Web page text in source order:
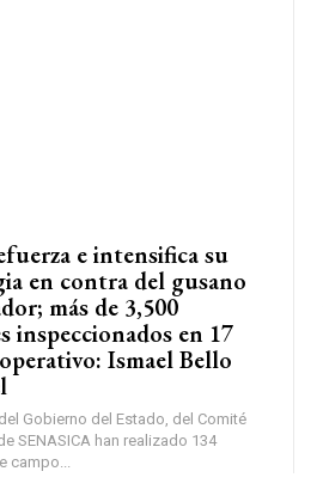
e intensifica su
en contra del gusano
más de 3,500
inspeccionados en 17
Ismael Bello
Gobierno del Estado, del Comité
SENASICA han realizado 134
campo...